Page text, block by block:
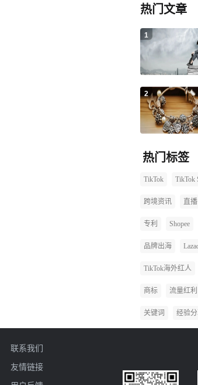
平台须电子
热门文章
1
2
热门标签
TikTok TikTok
跨境资讯 直播
专利 Shopee
品牌出海
TikTok海外红人
商标 流量红利
关键词 经验
联系我们
友情链接